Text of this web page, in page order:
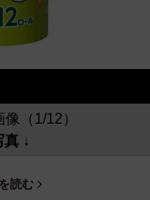
（1/12）
↓
読む